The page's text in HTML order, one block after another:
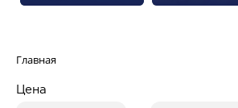
Главная
Цена